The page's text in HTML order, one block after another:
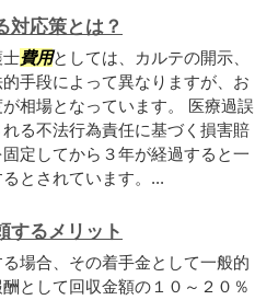
対応策とは？
士費用としては、カルテの開示、
手段によって異なりますが、お
相場となっています。 医療過誤
る不法行為責任に基づく損害賠
定してから３年が経過すると一
とされています。...
するメリット
場合、その着手金として一般的
として回収金額の１０～２０％